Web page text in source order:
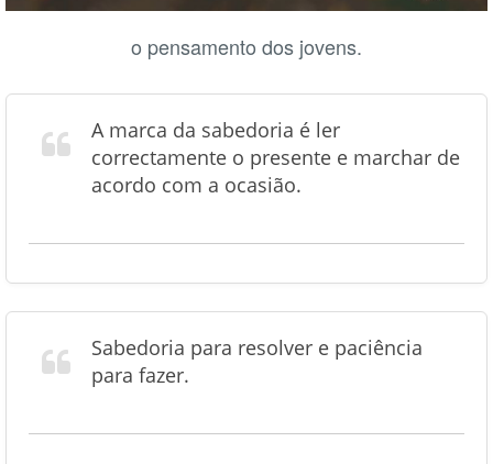
o pensamento dos jovens.
A marca da sabedoria é ler
correctamente o presente e marchar de
acordo com a ocasião.
Sabedoria para resolver e paciência
para fazer.